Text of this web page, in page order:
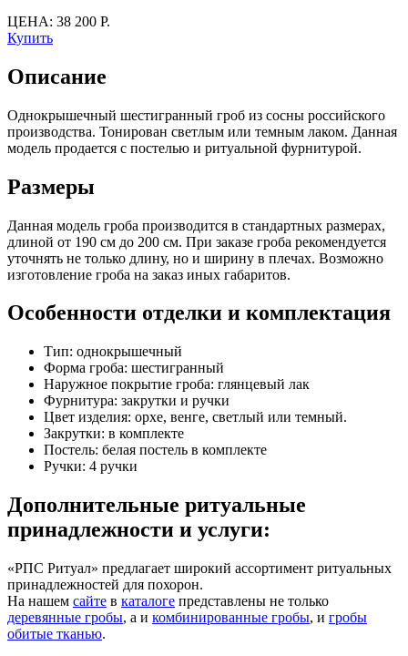
ЦЕНА: 38 200 Р.
Купить
Описание
Однокрышечный шестигранный гроб из сосны российского
производства. Тонирован светлым или темным лаком. Данная
модель продается с постелью и ритуальной фурнитурой.
Размеры
Данная модель гроба производится в стандартных размерах,
длиной от 190 см до 200 см. При заказе гроба рекомендуется
уточнять не только длину, но и ширину в плечах. Возможно
изготовление гроба на заказ иных габаритов.
Особенности отделки и комплектация
Тип: однокрышечный
Форма гроба: шестигранный
Наружное покрытие гроба: глянцевый лак
Фурнитура: закрутки и ручки
Цвет изделия: орхе, венге, светлый или темный.
Закрутки: в комплекте
Постель: белая постель в комплекте
Ручки: 4 ручки
Дополнительные ритуальные
принадлежности и услуги:
«РПС Ритуал» предлагает широкий ассортимент ритуальных
принадлежностей для похорон.
На нашем сайте в каталоге представлены не только
деревянные гробы, а и комбинированные гробы, и гробы
обитые тканью.